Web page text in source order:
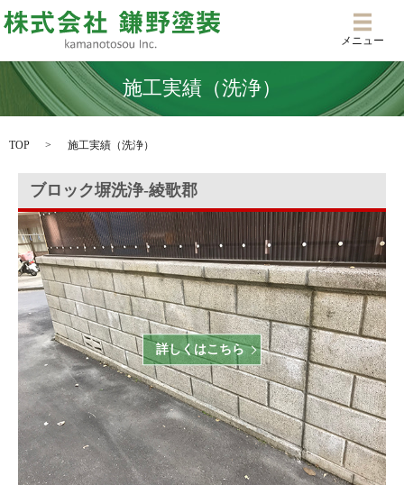
メニ
メニュー
施工実績（洗浄）
TOP 施工実績（洗浄）
ブロック塀洗浄‐綾歌郡
詳しくはこちら